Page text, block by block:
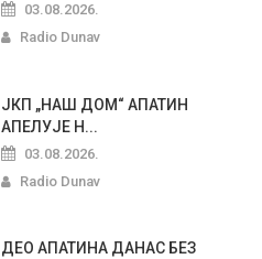
03.08.2026.
Radio Dunav
ЈКП „НАШ ДОМ“ АПАТИН
АПЕЛУЈЕ Н...
03.08.2026.
Radio Dunav
ДЕО АПАТИНА ДАНАС БЕЗ